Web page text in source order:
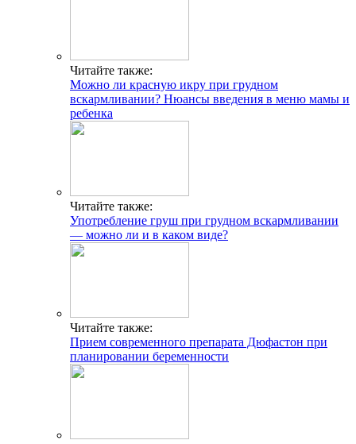
Читайте также:
Можно ли красную икру при грудном
вскармливании? Нюансы введения в меню мамы и
ребенка
Читайте также:
Употребление груш при грудном вскармливании
— можно ли и в каком виде?
Читайте также:
Прием современного препарата Дюфастон при
планировании беременности